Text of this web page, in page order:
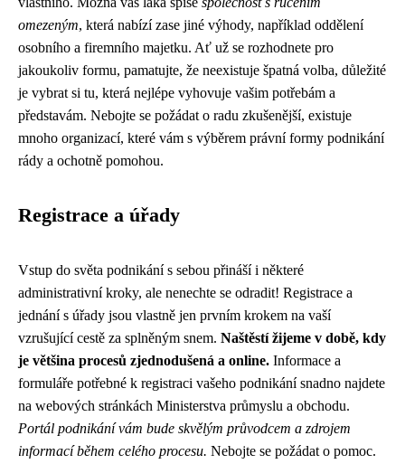
omezeným, která nabízí zase jiné výhody, například oddělení
osobního a firemního majetku. Ať už se rozhodnete pro
jakoukoliv formu, pamatujte, že neexistuje špatná volba, důležité
je vybrat si tu, která nejlépe vyhovuje vašim potřebám a
představám. Nebojte se požádat o radu zkušenější, existuje
mnoho organizací, které vám s výběrem právní formy podnikání
rády a ochotně pomohou.
Registrace a úřady
Vstup do světa podnikání s sebou přináší i některé
administrativní kroky, ale nenechte se odradit! Registrace a
jednání s úřady jsou vlastně jen prvním krokem na vaší
vzrušující cestě za splněným snem. Naštěstí žijeme v době, kdy
je většina procesů zjednodušená a online. Informace a
formuláře potřebné k registraci vašeho podnikání snadno najdete
na webových stránkách Ministerstva průmyslu a obchodu.
Portál podnikání vám bude skvělým průvodcem a zdrojem
informací během celého procesu. Nebojte se požádat o pomoc.